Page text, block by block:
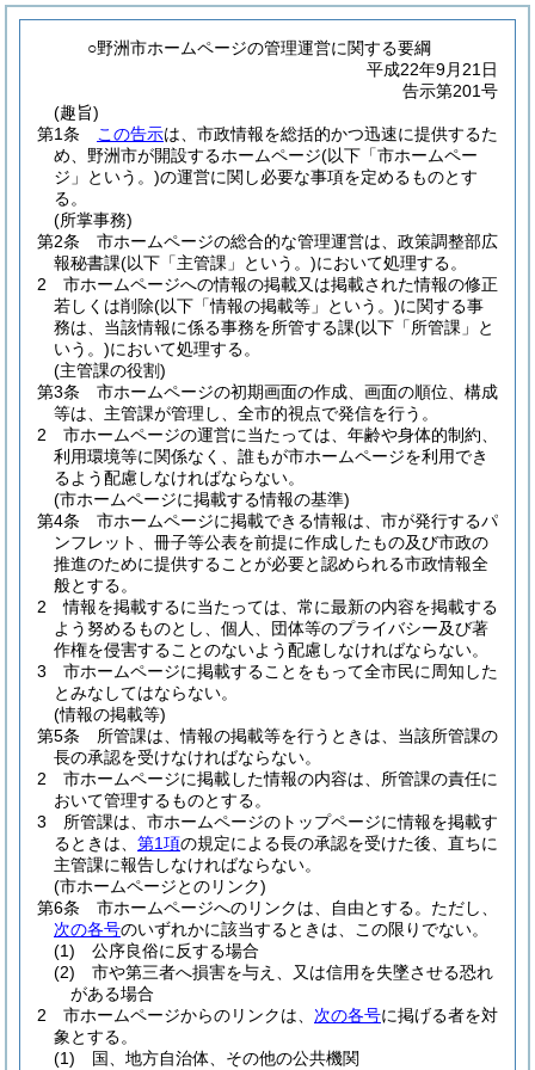
○野洲市ホームページの管理運営に関する要綱
平成22年9月21日
告示第201号
(趣旨)
第1条
この告示は、市政情報を総括的かつ迅速に提供するた
め、野洲市が開設するホームページ(以下「市ホームペー
ジ」という。)の運営に関し必要な事項を定めるものとす
る。
(所掌事務)
第2条
市ホームページの総合的な管理運営は、政策調整部広
報秘書課(以下「主管課」という。)において処理する。
2
市ホームページへの情報の掲載又は掲載された情報の修正
若しくは削除(以下「情報の掲載等」という。)に関する事
務は、当該情報に係る事務を所管する課(以下「所管課」と
いう。)において処理する。
(主管課の役割)
第3条
市ホームページの初期画面の作成、画面の順位、構成
等は、主管課が管理し、全市的視点で発信を行う。
2
市ホームページの運営に当たっては、年齢や身体的制約、
利用環境等に関係なく、誰もが市ホームページを利用でき
るよう配慮しなければならない。
(市ホームページに掲載する情報の基準)
第4条
市ホームページに掲載できる情報は、市が発行するパ
ンフレット、冊子等公表を前提に作成したもの及び市政の
推進のために提供することが必要と認められる市政情報全
般とする。
2
情報を掲載するに当たっては、常に最新の内容を掲載する
よう努めるものとし、個人、団体等のプライバシー及び著
作権を侵害することのないよう配慮しなければならない。
3
市ホームページに掲載することをもって全市民に周知した
とみなしてはならない。
(情報の掲載等)
第5条
所管課は、情報の掲載等を行うときは、当該所管課の
長の承認を受けなければならない。
2
市ホームページに掲載した情報の内容は、所管課の責任に
おいて管理するものとする。
3
所管課は、市ホームページのトップページに情報を掲載す
るときは、 第1項の規定による長の承認を受けた後、直ちに
主管課に報告しなければならない。
(市ホームページとのリンク)
第6条
市ホームページへのリンクは、自由とする。 ただし、
次の各号のいずれかに該当するときは、この限りでない。
(1)
公序良俗に反する場合
(2)
市や第三者へ損害を与え、又は信用を失墜させる恐れ
がある場合
2
市ホームページからのリンクは、 次の各号に掲げる者を対
象とする。
(1)
国、地方自治体、その他の公共機関